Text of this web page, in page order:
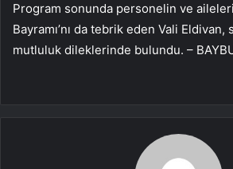
Program sonunda personelin ve
Bayramı’nı da tebrik eden Vali Eldivan,
mutluluk dileklerinde bulundu. –